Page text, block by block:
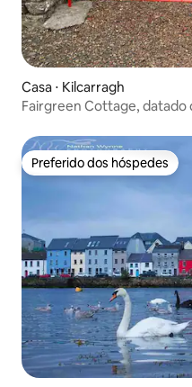
Casa ⋅ Kilcarragh
Fairgreen Cottage,
Preferido dos hóspedes
Preferido dos hóspedes